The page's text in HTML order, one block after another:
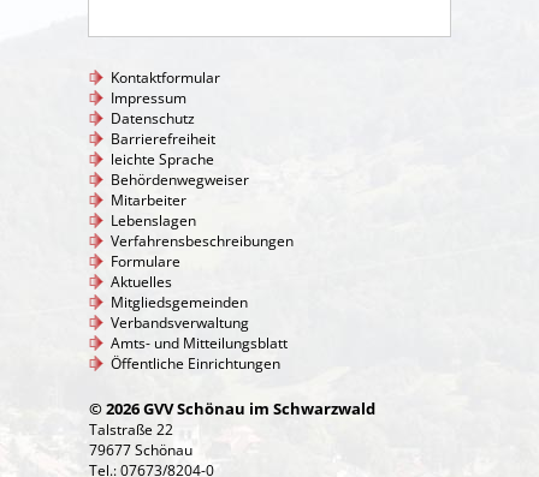
Kontaktformular
Impressum
Datenschutz
Barrierefreiheit
leichte Sprache
Behördenwegweiser
Mitarbeiter
Lebenslagen
Verfahrensbeschreibungen
Formulare
Aktuelles
Mitgliedsgemeinden
Verbandsverwaltung
Amts- und Mitteilungsblatt
Öffentliche Einrichtungen
© 2026 GVV Schönau im Schwarzwald
Talstraße 22
79677 Schönau
Tel.: 07673/8204-0